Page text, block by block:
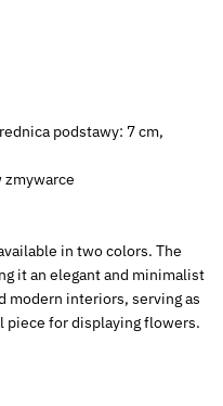
podstawy: 7 cm,
zmywarce
in two colors. The
it an elegant and minimalist
modern interiors, serving as
piece for displaying flowers.